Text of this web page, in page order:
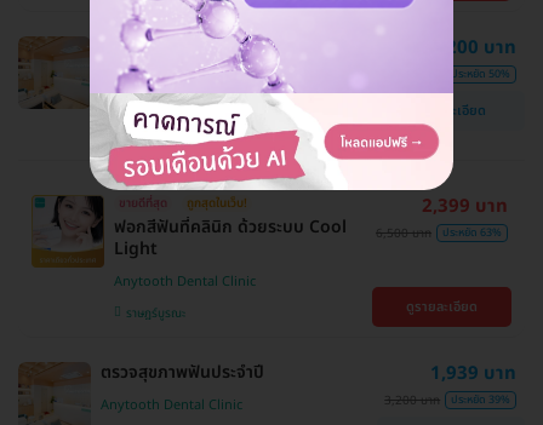
ทำรีเทนเนอร์ใส 2 ชิ้น
Anytooth Dental Clinic
ราษฎร์บูรณะ
2,200 บาท
ประหยัด 50%
ดูรายละเอียด
ขายดีที่สุด ถูกสุดในเว็บ!
ฟอกสีฟันที่คลินิก ด้วยระบบ Cool
Light
Anytooth Dental Clinic
ราษฎร์บูรณะ
2,399 บาท
6,500 บาท ประหยัด 63%
ดูรายละเอียด
ตรวจสุขภาพฟันประจำปี
Anytooth Dental Clinic
1,939 บาท
3,200 บาท ประหยัด 39%